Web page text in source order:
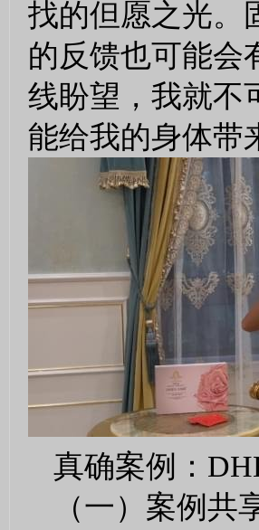
找的但愿之光。
的反馈也可能会
线盼望，我就不
能给我的身体带
真确案例：
（一）案例共